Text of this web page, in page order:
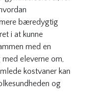
bæredygtig
i at kunne
med en
eleverne om,
kostvaner kan
og